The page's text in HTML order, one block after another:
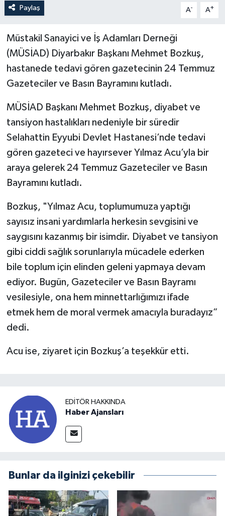
Paylaş A- A+
Müstakil Sanayici ve İş Adamları Derneği
(MÜSİAD) Diyarbakır Başkanı Mehmet Bozkuş,
hastanede tedavi gören gazetecinin 24 Temmuz
Gazeteciler ve Basın Bayramını kutladı.
MÜSİAD Başkanı Mehmet Bozkuş, diyabet ve
tansiyon hastalıkları nedeniyle bir süredir
Selahattin Eyyubi Devlet Hastanesi’nde tedavi
gören gazeteci ve hayırsever Yılmaz Acu’yla bir
araya gelerek 24 Temmuz Gazeteciler ve Basın
Bayramını kutladı.
Bozkuş, "Yılmaz Acu, toplumumuza yaptığı
sayısız insani yardımlarla herkesin sevgisini ve
saygısını kazanmış bir isimdir. Diyabet ve tansiyon
gibi ciddi sağlık sorunlarıyla mücadele ederken
bile toplum için elinden geleni yapmaya devam
ediyor. Bugün, Gazeteciler ve Basın Bayramı
vesilesiyle, ona hem minnettarlığımızı ifade
etmek hem de moral vermek amacıyla buradayız”
dedi.
Acu ise, ziyaret için Bozkuş’a teşekkür etti.
EDITÖR HAKKINDA
Haber Ajansları
Bunlar da ilginizi çekebilir